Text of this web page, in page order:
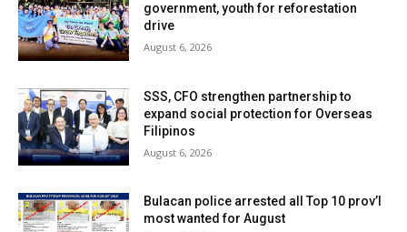
government, youth for reforestation
drive
August 6, 2026
SSS, CFO strengthen partnership to
expand social protection for Overseas
Filipinos
August 6, 2026
Bulacan police arrested all Top 10 prov’l
most wanted for August